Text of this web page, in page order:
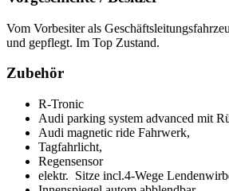
Vom Vorbesiter als
und gepflegt. Im Top Zustand.
Zubehör
R-Tronic
Audi parking system advanced mit
Audi magnetic ride Fahrwerk,
Tagfahrlicht,
Regensensor
elektr. Sitze incl.4-Wege